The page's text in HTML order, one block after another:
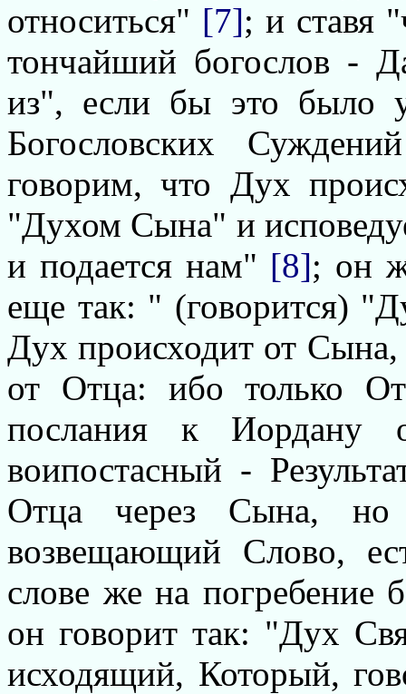
относиться" [7]; и ставя
тончайший богослов -
из", если бы это было
Богословских
говорим, что Дух
"Духом Сына" и
и подается нам" [8]; он
еще так: " (говорится)
Дух происходит от Сына,
от Отца: ибо только
послания к Иордану
воипостасный -
Отца через Сына,
возвещающий Слово,
слове же на погребение
он говорит так: "Дух
исходящий, Который,